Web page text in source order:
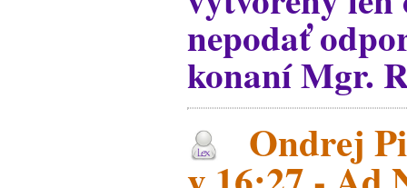
nepodať
konaní Mgr.
Ondrej